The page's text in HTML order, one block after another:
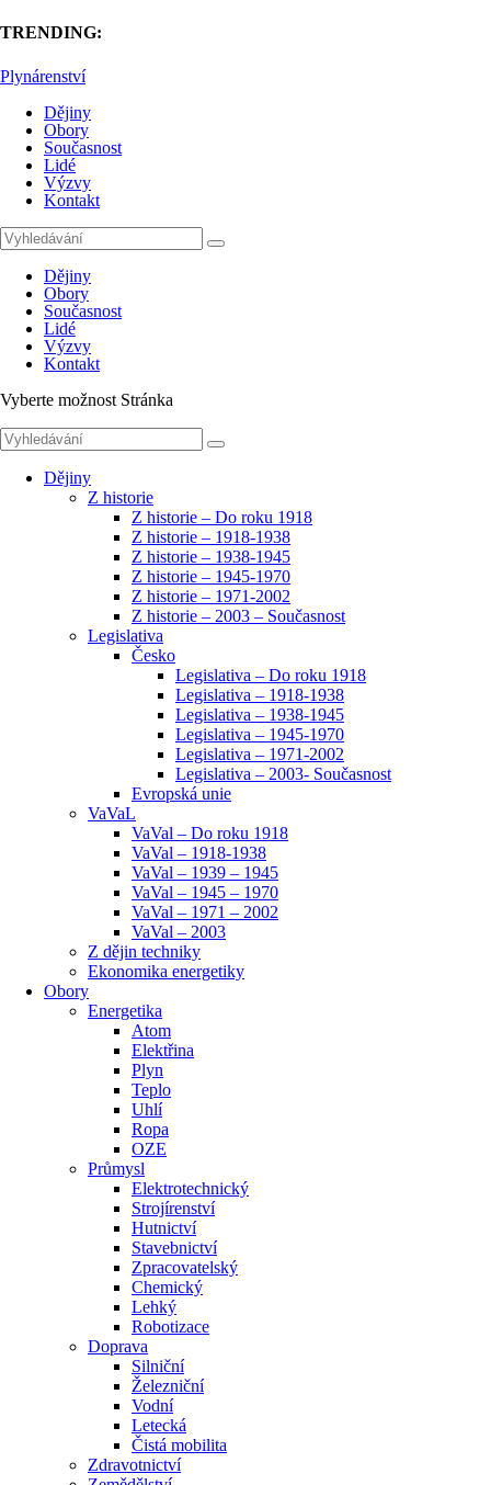
TRENDING:
Plynárenství
Dějiny
Obory
Současnost
Lidé
Výzvy
Kontakt
Dějiny
Obory
Současnost
Lidé
Výzvy
Kontakt
Vyberte možnost Stránka
Dějiny
Z historie
Z historie – Do roku 1918
Z historie – 1918-1938
Z historie – 1938-1945
Z historie – 1945-1970
Z historie – 1971-2002
Z historie – 2003 – Současnost
Legislativa
Česko
Legislativa – Do roku 1918
Legislativa – 1918-1938
Legislativa – 1938-1945
Legislativa – 1945-1970
Legislativa – 1971-2002
Legislativa – 2003- Současnost
Evropská unie
VaVaL
VaVal – Do roku 1918
VaVal – 1918-1938
VaVal – 1939 – 1945
VaVal – 1945 – 1970
VaVal – 1971 – 2002
VaVal – 2003
Z dějin techniky
Ekonomika energetiky
Obory
Energetika
Atom
Elektřina
Plyn
Teplo
Uhlí
Ropa
OZE
Průmysl
Elektrotechnický
Strojírenství
Hutnictví
Stavebnictví
Zpracovatelský
Chemický
Lehký
Robotizace
Doprava
Silniční
Železniční
Vodní
Letecká
Čistá mobilita
Zdravotnictví